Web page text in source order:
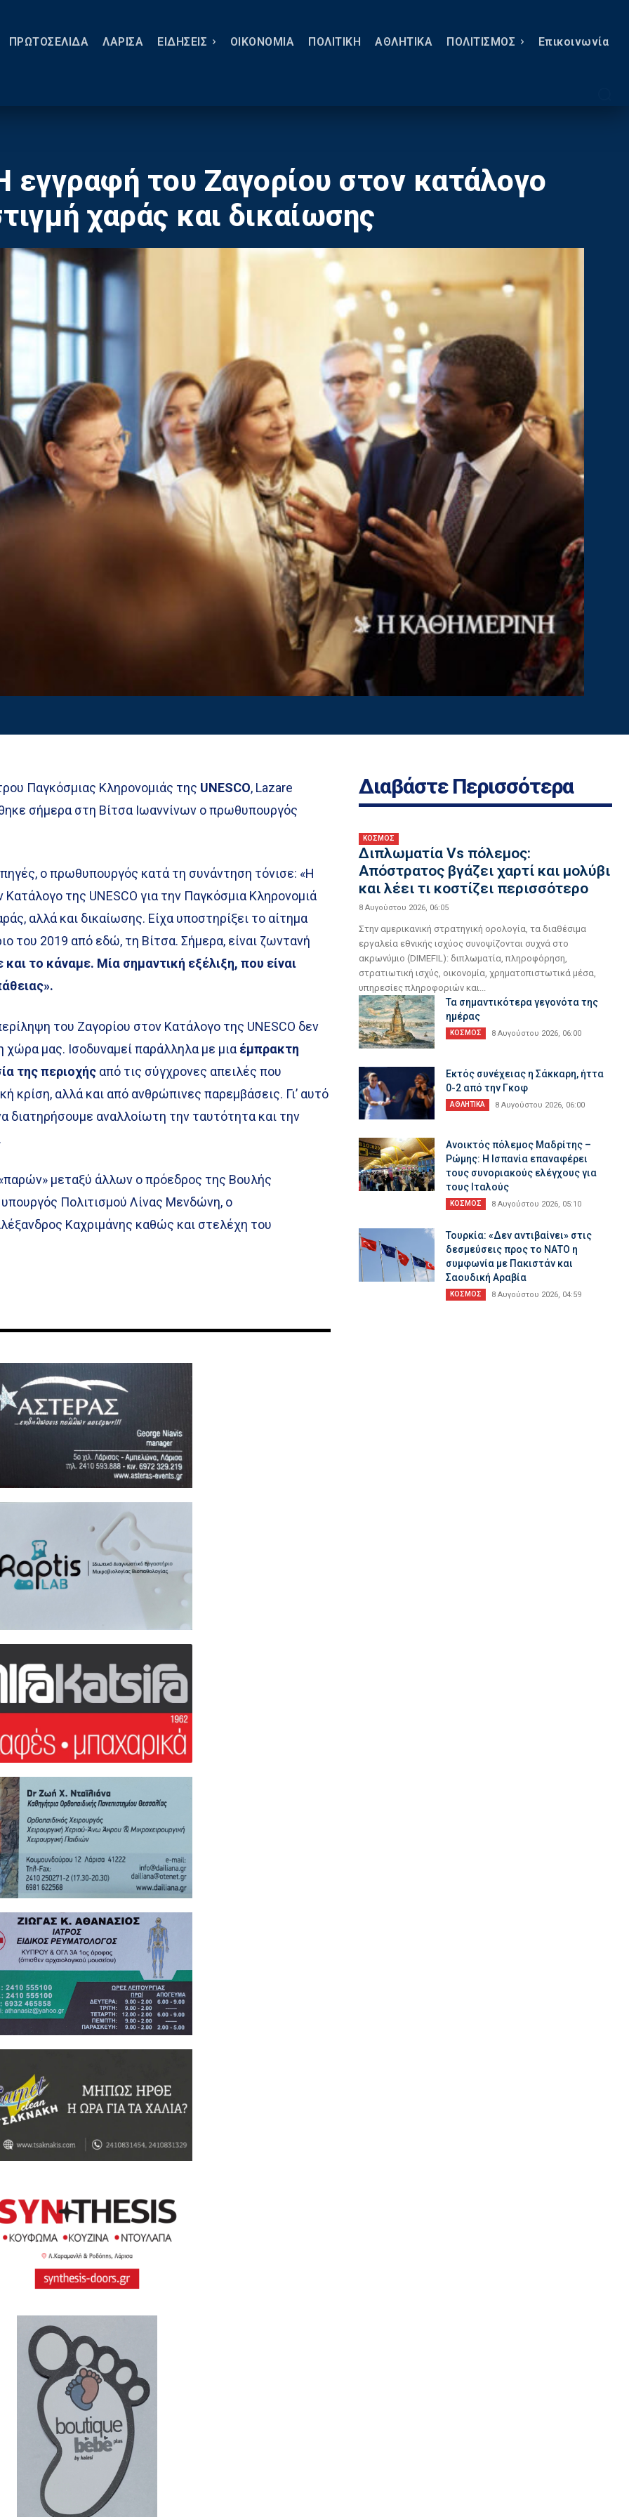
ΠΡΩΤΟΣΕΛΙΔΑ ΛΑΡΙΣΑ ΕΙΔΗΣΕΙΣ ΟΙΚΟΝΟΜΙΑ ΠΟΛΙΤΙΚΗ ΑΘΛΗΤΙΚΑ ΠΟΛΙΤΙΣΜΟΣ Eπικοινωνία
του Ζαγορίου στον κατάλογο
χαράς και δικαίωσης
Παγκόσμιας Κληρονομιάς της UNESCO, Lazare
σήμερα στη Βίτσα Ιωαννίνων ο πρωθυπουργός
ο πρωθυπουργός κατά τη συνάντηση τόνισε: «Η
της UNESCO για την Παγκόσμια Κληρονομιά
αλλά και δικαίωσης. Είχα υποστηρίξει το αίτημα
του 2019 από εδώ, τη Βίτσα. Σήμερα, είναι ζωντανή
και το κάναμε. Μία σημαντική εξέλιξη, που είναι
του Ζαγορίου στον Κατάλογο της UNESCO δεν
χώρα μας. Ισοδυναμεί παράλληλα με μια έμπρακτη
της περιοχής από τις σύγχρονες απειλές που
κρίση, αλλά και από ανθρώπινες παρεμβάσεις. Γι’ αυτό
διατηρήσουμε αναλλοίωτη την ταυτότητα και την
μεταξύ άλλων ο πρόεδρος της Βουλής
Πολιτισμού Λίνας Μενδώνη, ο
Καχριμάνης καθώς και στελέχη του
Διαβάστε Περισσότερα
ΚΟΣΜΟΣ
Διπλωματία Vs πόλεμος:
Απόστρατος βγάζει χαρτί και μολύβι
και λέει τι κοστίζει περισσότερο
8 Αυγούστου 2026, 06:05
Στην αμερικανική στρατηγική ορολογία, τα διαθέσιμα
εργαλεία εθνικής ισχύος συνοψίζονται συχνά στο
ακρωνύμιο (DIMEFIL): διπλωματία, πληροφόρηση,
στρατιωτική ισχύς, οικονομία, χρηματοπιστωτικά μέσα,
υπηρεσίες πληροφοριών και...
Τα σημαντικότερα γεγονότα της
ημέρας
ΚΟΣΜΟΣ 8 Αυγούστου 2026, 06:00
Εκτός συνέχειας η Σάκκαρη, ήττα
0-2 από την Γκοφ
ΑΘΛΗΤΙΚΑ 8 Αυγούστου 2026, 06:00
Ανοικτός πόλεμος Μαδρίτης –
Ρώμης: Η Ισπανία επαναφέρει
τους συνοριακούς ελέγχους για
τους Ιταλούς
ΚΟΣΜΟΣ 8 Αυγούστου 2026, 05:10
Τουρκία: «Δεν αντιβαίνει» στις
δεσμεύσεις προς το ΝΑΤΟ η
συμφωνία με Πακιστάν και
Σαουδική Αραβία
ΚΟΣΜΟΣ 8 Αυγούστου 2026, 04:59